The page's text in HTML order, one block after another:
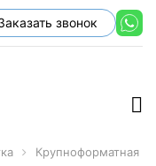
звонок
Крупноформатная